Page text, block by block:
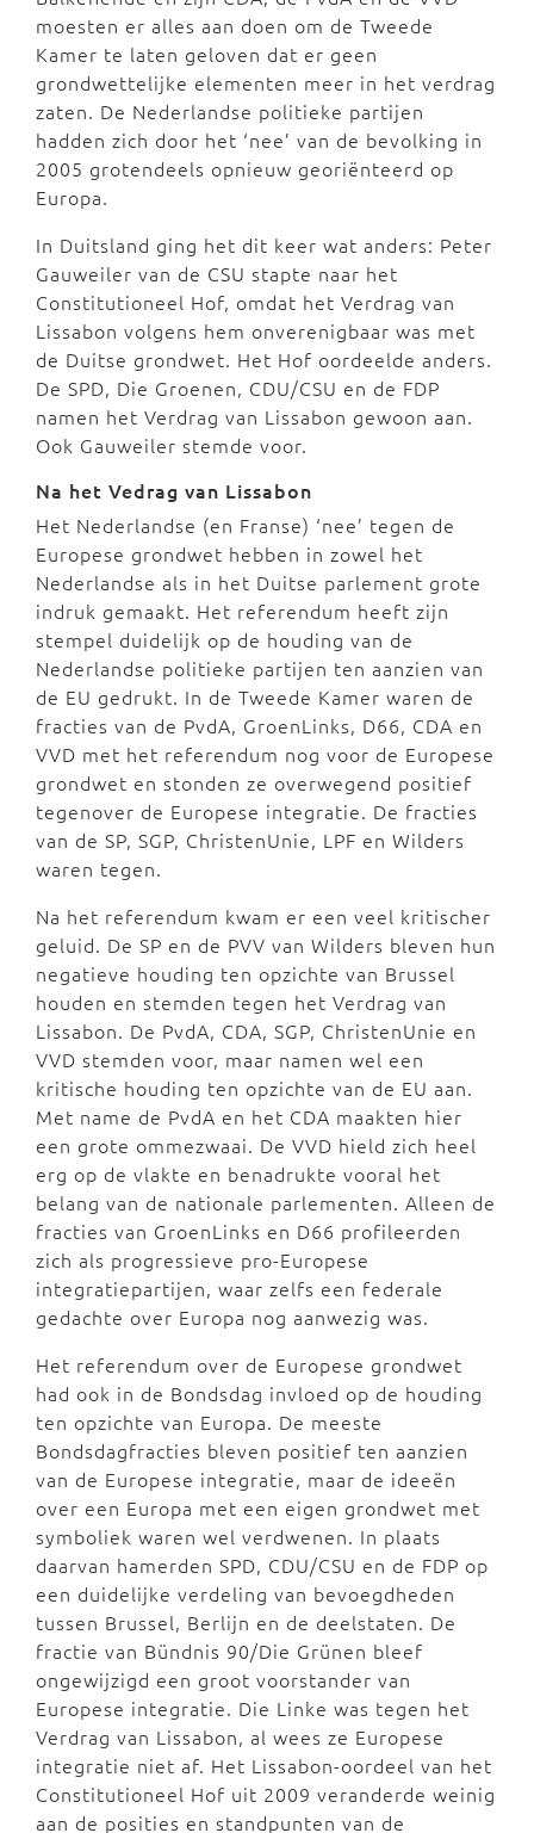
moesten er alles aan doen om de Tweede
Kamer te laten geloven dat er geen
grondwettelijke elementen meer in het verdrag
zaten. De Nederlandse politieke partijen
hadden zich door het ‘nee’ van de bevolking in
2005 grotendeels opnieuw georiënteerd op
Europa.
In Duitsland ging het dit keer wat anders: Peter
Gauweiler van de CSU stapte naar het
Constitutioneel Hof, omdat het Verdrag van
Lissabon volgens hem onverenigbaar was met
de Duitse grondwet. Het Hof oordeelde anders.
De SPD, Die Groenen, CDU/CSU en de FDP
namen het Verdrag van Lissabon gewoon aan.
Ook Gauweiler stemde voor.
Na het Vedrag van Lissabon
Het Nederlandse (en Franse) ‘nee’ tegen de
Europese grondwet hebben in zowel het
Nederlandse als in het Duitse parlement grote
indruk gemaakt. Het referendum heeft zijn
stempel duidelijk op de houding van de
Nederlandse politieke partijen ten aanzien van
de EU gedrukt. In de Tweede Kamer waren de
fracties van de PvdA, GroenLinks, D66, CDA en
VVD met het referendum nog voor de Europese
grondwet en stonden ze overwegend positief
tegenover de Europese integratie. De fracties
van de SP, SGP, ChristenUnie, LPF en Wilders
waren tegen.
Na het referendum kwam er een veel kritischer
geluid. De SP en de PVV van Wilders bleven hun
negatieve houding ten opzichte van Brussel
houden en stemden tegen het Verdrag van
Lissabon. De PvdA, CDA, SGP, ChristenUnie en
VVD stemden voor, maar namen wel een
kritische houding ten opzichte van de EU aan.
Met name de PvdA en het CDA maakten hier
een grote ommezwaai. De VVD hield zich heel
erg op de vlakte en benadrukte vooral het
belang van de nationale parlementen. Alleen de
fracties van GroenLinks en D66 profileerden
zich als progressieve pro-Europese
integratiepartijen, waar zelfs een federale
gedachte over Europa nog aanwezig was.
Het referendum over de Europese grondwet
had ook in de Bondsdag invloed op de houding
ten opzichte van Europa. De meeste
Bondsdagfracties bleven positief ten aanzien
van de Europese integratie, maar de ideeën
over een Europa met een eigen grondwet met
symboliek waren wel verdwenen. In plaats
daarvan hamerden SPD, CDU/CSU en de FDP op
een duidelijke verdeling van bevoegdheden
tussen Brussel, Berlijn en de deelstaten. De
fractie van Bündnis 90/Die Grünen bleef
ongewijzigd een groot voorstander van
Europese integratie. Die Linke was tegen het
Verdrag van Lissabon, al wees ze Europese
integratie niet af. Het Lissabon-oordeel van het
Constitutioneel Hof uit 2009 veranderde weinig
aan de posities en standpunten van de